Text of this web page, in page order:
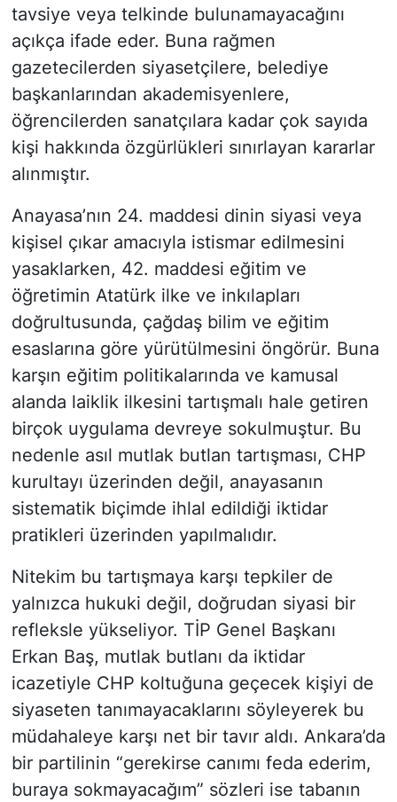
tavsiye veya telkinde bulunamayacağını
açıkça ifade eder. Buna rağmen
gazetecilerden siyasetçilere, belediye
başkanlarından akademisyenlere,
öğrencilerden sanatçılara kadar çok sayıda
kişi hakkında özgürlükleri sınırlayan kararlar
alınmıştır.
Anayasa’nın 24. maddesi dinin siyasi veya
kişisel çıkar amacıyla istismar edilmesini
yasaklarken, 42. maddesi eğitim ve
öğretimin Atatürk ilke ve inkılapları
doğrultusunda, çağdaş bilim ve eğitim
esaslarına göre yürütülmesini öngörür. Buna
karşın eğitim politikalarında ve kamusal
alanda laiklik ilkesini tartışmalı hale getiren
birçok uygulama devreye sokulmuştur. Bu
nedenle asıl mutlak butlan tartışması, CHP
kurultayı üzerinden değil, anayasanın
sistematik biçimde ihlal edildiği iktidar
pratikleri üzerinden yapılmalıdır.
Nitekim bu tartışmaya karşı tepkiler de
yalnızca hukuki değil, doğrudan siyasi bir
refleksle yükseliyor. TİP Genel Başkanı
Erkan Baş, mutlak butlanı da iktidar
icazetiyle CHP koltuğuna geçecek kişiyi de
siyaseten tanımayacaklarını söyleyerek bu
müdahaleye karşı net bir tavır aldı. Ankara’da
bir partilinin “gerekirse canımı feda ederim,
buraya sokmayacağım” sözleri ise tabanın